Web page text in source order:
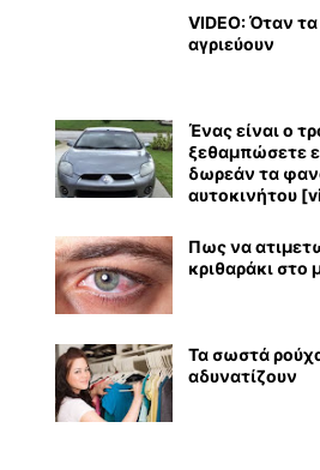
VIDEO: Όταν
αγριεύουν
Ένας είναι ο
ξεθαμπώσετε
δωρεάν τα
αυτοκινήτου
Πως να
κριθαράκι στο
Τα σωστά
αδυνατίζουν